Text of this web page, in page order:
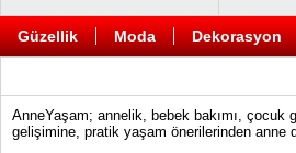
Güzellik Moda Dekorasyon
AnneYaşam; annelik, bebek bakımı, çocuk
gelişimine, pratik yaşam önerilerinden anne